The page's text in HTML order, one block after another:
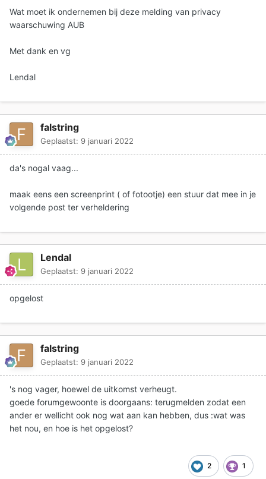
Wat moet ik ondernemen bij deze melding van privacy
waarschuwing AUB
Met dank en vg
Lendal
falstring
Geplaatst: 9 januari 2022
da's nogal vaag...
maak eens een screenprint ( of fotootje) een stuur dat mee in je
volgende post ter verheldering
Lendal
Geplaatst: 9 januari 2022
opgelost
falstring
Geplaatst: 9 januari 2022
's nog vager, hoewel de uitkomst verheugt.
goede forumgewoonte is doorgaans: terugmelden zodat een
ander er wellicht ook nog wat aan kan hebben, dus :wat was
het nou, en hoe is het opgelost?
2 1